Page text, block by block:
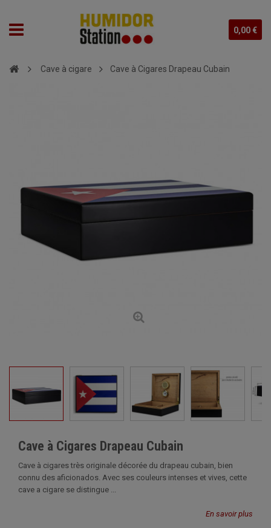
0,00 €
Cave à cigare Cave à Cigares Drapeau Cubain
Cave à Cigares Drapeau Cubain
Cave à cigares très originale décorée du drapeau cubain, bien
connu des aficionados. Avec ses couleurs intenses et vives, cette
cave a cigare se distingue ...
En savoir plus